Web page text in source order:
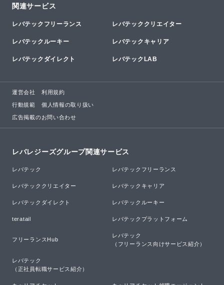
関連サービス
レバテックフリーランス レバテッククリエイター
レバテックルーキー レバテックキャリア
レバテックダイレクト レバテックLAB
運営会社 利用規約
行動規範 個人情報の取り扱い
広告掲載のお問い合わせ
レバレジーズグループ関連サービス
レバテック レバテックフリーランス
レバテッククリエイター レバテックキャリア
レバテックダイレクト レバテックルーキー
teratail レバテックプラットフォーム
フリーランスHub
レバテック
（フリーランス向けサービス紹介）
レバテック
（正社員転職サービス紹介）